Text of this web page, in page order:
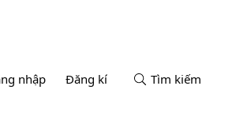
nhập Đăng kí Tìm kiếm